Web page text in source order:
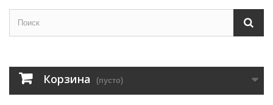
Корзина (пусто)